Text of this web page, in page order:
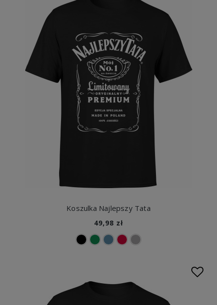
Koszulka Najlepszy Tata
49,98 zł